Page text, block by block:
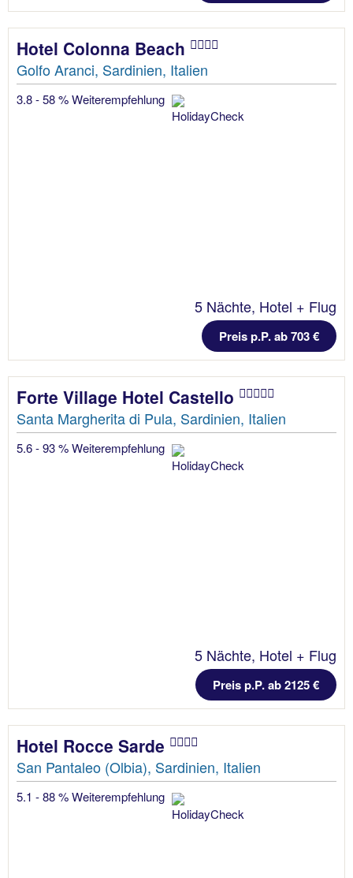
Hotel Colonna Beach
Golfo Aranci, Sardinien, Italien
3.8 - 58 % Weiterempfehlung
5 Nächte, Hotel + Flug
Preis p.P. ab 703 €
Forte Village Hotel Castello
Santa Margherita di Pula, Sardinien, Italien
5.6 - 93 % Weiterempfehlung
5 Nächte, Hotel + Flug
Preis p.P. ab 2125 €
Hotel Rocce Sarde
San Pantaleo (Olbia), Sardinien, Italien
5.1 - 88 % Weiterempfehlung